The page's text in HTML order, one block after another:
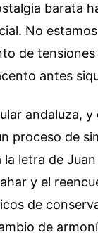
barata
No
de
antes
andaluza,
proceso de
la letra de
y el
de
de